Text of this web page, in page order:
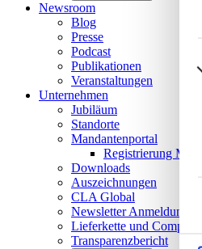
Newsroom
Blog
Presse
Podcast
Publikationen
Veranstaltungen
Unternehmen
Jubiläum
Standorte
Mandantenportal
Registrierung
Downloads
Auszeichnungen
CLA Global
NewsletterAnmeldung
Lieferkette und
Transparenzbericht